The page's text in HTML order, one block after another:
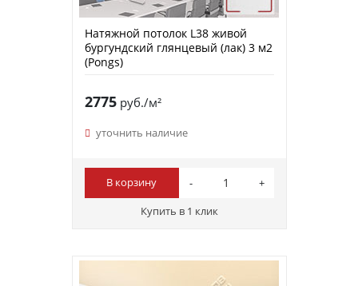
Натяжной потолок L38 живой
бургундский глянцевый (лак) 3 м2
(Pongs)
2775руб./м²
уточнить наличие
В корзину
Купить в 1 клик